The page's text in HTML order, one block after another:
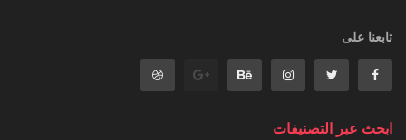
تابعنا على
ابحث عبر التصنيفات